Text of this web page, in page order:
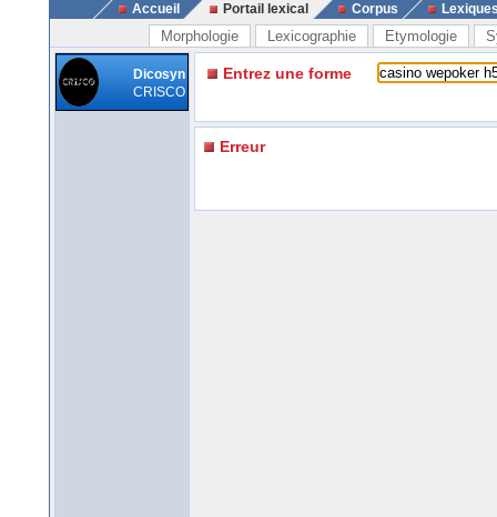
Accueil Portail lexical Corpus
Morphologie Lexicographie Etymologie
Dicosyn
CRISCO
Entrez une forme
Erreur